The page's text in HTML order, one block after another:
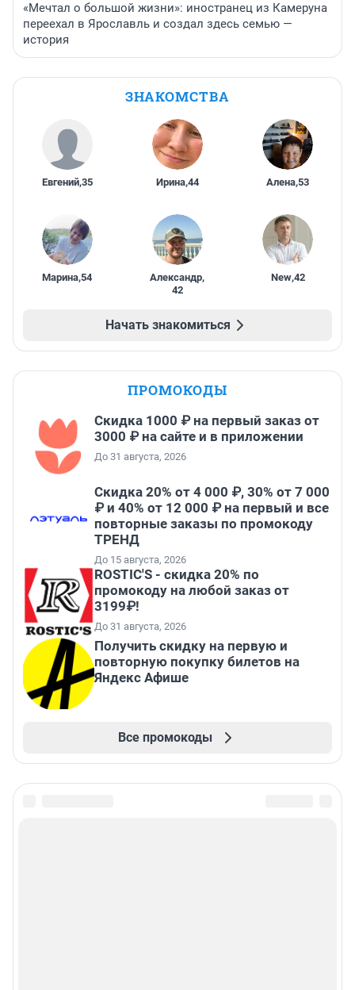
«Мечтал о большой жизни»: иностранец из Камеруна
переехал в Ярославль и создал здесь семью —
история
ЗНАКОМСТВА
Евгений,35 Ирина,44 Алена,53
Марина,54 Александр,
42
New,42
Начать знакомиться
ПРОМОКОДЫ
Скидка 1000 ₽ на первый заказ от
3000 ₽ на сайте и в приложении
До 31 августа, 2026
Скидка 20% от 4 000 ₽, 30% от 7 000
₽ и 40% от 12 000 ₽ на первый и все
повторные заказы по промокоду
ТРЕНД
До 15 августа, 2026
ROSTIC'S - скидка 20% по
промокоду на любой заказ от
3199₽!
До 31 августа, 2026
Получить скидку на первую и
повторную покупку билетов на
Яндекс Афише
Все промокоды